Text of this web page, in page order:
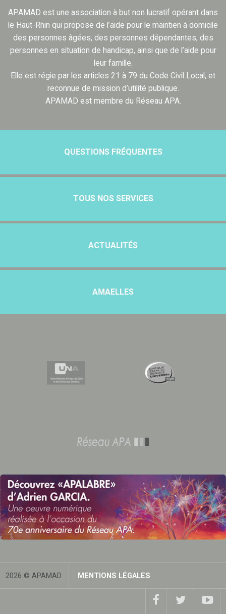
APAMAD est une association à but non lucratif opérant dans
le Haut-Rhin qui propose de l’aide pour le maintien à domicile
des personnes âgées, des personnes dépendantes, des
personnes en situation de handicap, ainsi que de l’aide pour
leur famille.
Elle est régie par les articles 21 à 79 du Code Civil Local, et
reconnue de mission d’utilité publique.
APAMAD est membre du Réseau APA.
QUESTIONS FRÉQUENTES
TOUS NOS SERVICES
ACTUALITÉS
AMAELLES
2026 © APAMAD MENTIONS LÉGALES